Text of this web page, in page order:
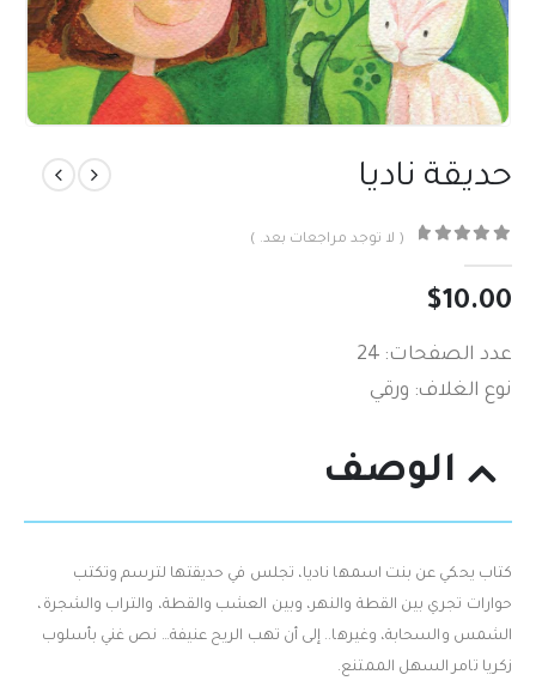
حديقة ناديا
( لا توجد مراجعات بعد. )
$10.00
عدد الصفحات: 24
نوع الغلاف: ورقي
الوصف
كتاب يحكي عن بنت اسمها ناديا، تجلس في حديقتها لترسم وتكتب
حوارات تجري بين القطة والنهر، وبين العشب والقطة، والتراب والشجرة،
الشمس والسحابة، وغيرها.. إلى أن تهب الريح عنيفة… نص غني بأسلوب
زكريا تامر السهل الممتنع.